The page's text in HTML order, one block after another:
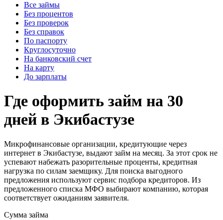
Все займы
Без процентов
Без проверок
Без справок
По паспорту
Круглосуточно
На банковский счет
На карту
До зарплаты
Где оформить займ на 30
дней в Экибастузе
Микрофинансовые организации, кредитующие через
интернет в Экибастузе, выдают займ на месяц. За этот срок не
успевают набежать разорительные проценты, кредитная
нагрузка по силам заемщику. Для поиска выгодного
предложения используют сервис подбора кредиторов. Из
предложенного списка МФО выбирают компанию, которая
соответствует ожиданиям заявителя.
Сумма займа